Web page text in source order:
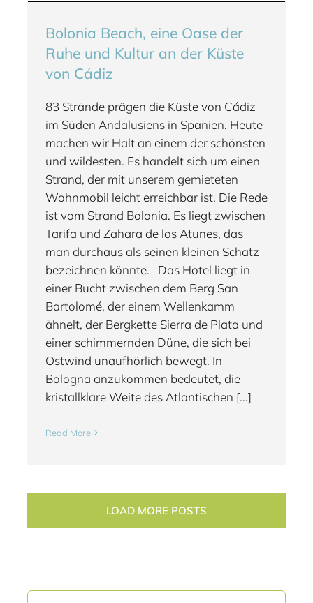
Bolonia Beach, eine Oase der
Ruhe und Kultur an der Küste
von Cádiz
83 Strände prägen die Küste von Cádiz
im Süden Andalusiens in Spanien. Heute
machen wir Halt an einem der schönsten
und wildesten. Es handelt sich um einen
Strand, der mit unserem gemieteten
Wohnmobil leicht erreichbar ist. Die Rede
ist vom Strand Bolonia. Es liegt zwischen
Tarifa und Zahara de los Atunes, das
man durchaus als seinen kleinen Schatz
bezeichnen könnte. Das Hotel liegt in
einer Bucht zwischen dem Berg San
Bartolomé, der einem Wellenkamm
ähnelt, der Bergkette Sierra de Plata und
einer schimmernden Düne, die sich bei
Ostwind unaufhörlich bewegt. In
Bologna anzukommen bedeutet, die
kristallklare Weite des Atlantischen [...]
Read More
LOAD MORE POSTS